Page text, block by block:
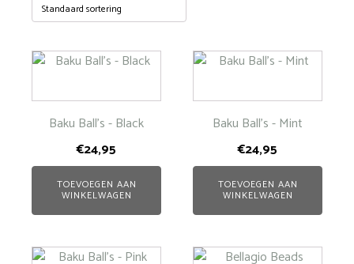
Baku Ball's - Black
€24,95
TOEVOEGEN AAN
WINKELWAGEN
Baku Ball's - Mint
€24,95
TOEVOEGEN AAN
WINKELWAGEN